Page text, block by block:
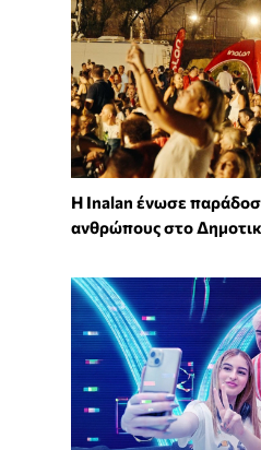
Η Inalan ένωσε
ανθρώπους στο